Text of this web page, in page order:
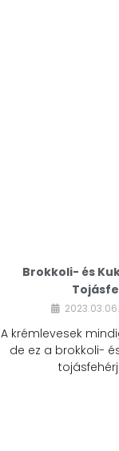
Brokkoli- és
2023.03.06.
A krémlevesek
de ez a brokkoli-